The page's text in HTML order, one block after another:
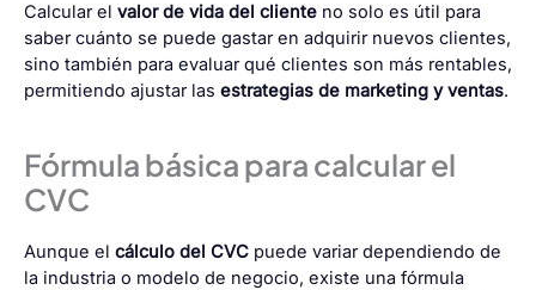
Calcular el valor de vida del cliente no solo es útil para
saber cuánto se puede gastar en adquirir nuevos clientes,
sino también para evaluar qué clientes son más rentables,
permitiendo ajustar las estrategias de marketing y ventas.
Fórmula básica para calcular el
CVC
Aunque el cálculo del CVC puede variar dependiendo de
la industria o modelo de negocio, existe una fórmula